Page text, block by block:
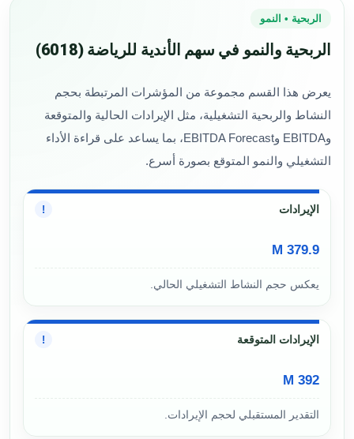
الربحية • النمو
الربحية والنمو في سهم الأندية للرياضة (6018)
يعرض هذا القسم مجموعة من المؤشرات المرتبطة بحجم
النشاط والربحية التشغيلية، مثل الإيرادات الحالية والمتوقعة
وEBITDA وEBITDA Forecast، بما يساعد على قراءة الأداء
التشغيلي والنمو المتوقع بصورة أسرع.
الإيرادات !
379.9 M
يعكس حجم النشاط التشغيلي الحالي.
الإيرادات المتوقعة !
392 M
التقدير المستقبلي لحجم الإيرادات.